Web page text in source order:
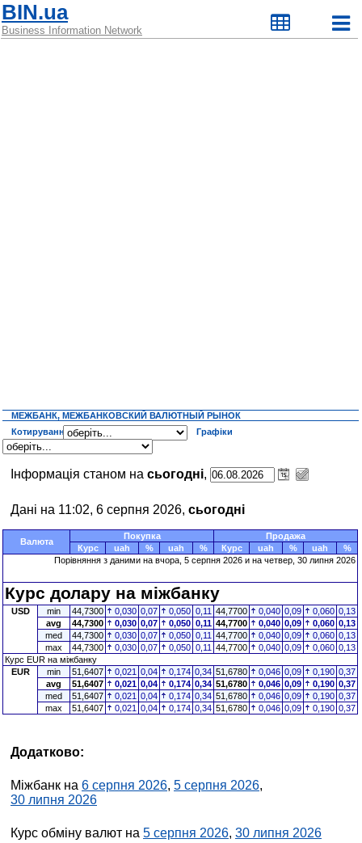
BIN.ua
Business Information Network
МЕЖБАНК, МЕЖБАНКОВСКИЙ ВАЛЮТНЫЙ РЫНОК
Котирування
Графіки
Інформація станом на сьогодні,
Дані на 11:02, 6 серпня 2026, сьогодні
Валюта
Покупка
Продажа
Курс
uah % uah % Курс uah % uah
%
Порівняння з даними на вчора , 5 серпня 2026 и на четвер, 30 липня 2026
Курс долару на міжбанку
USD min 44,7300 0,030 0,07 0,050 0,11 44,7700 0,040 0,09 0,060 0,13
avg
44,7300 0,030 0,07 0,050 0,11 44,7700 0,040 0,09 0,060 0,13
med
44,7300 0,030 0,07 0,050 0,11 44,7700 0,040 0,09 0,060 0,13
max
44,7300 0,030 0,07 0,050 0,11 44,7700 0,040 0,09 0,060 0,13
Курс EUR на міжбанку
EUR
min 51,6407 0,021 0,04 0,174 0,34 51,6780 0,046 0,09 0,190 0,37
avg
51,6407 0,021 0,04 0,174 0,34 51,6780 0,046 0,09 0,190 0,37
med
51,6407 0,021 0,04 0,174 0,34 51,6780 0,046 0,09 0,190 0,37
max
51,6407 0,021 0,04 0,174 0,34 51,6780 0,046 0,09 0,190 0,37
Додатково:
Міжбанк на 6 серпня 2026, 5 серпня 2026,
30 липня 2026
Курс обміну валют на 5 серпня 2026, 30 липня 2026